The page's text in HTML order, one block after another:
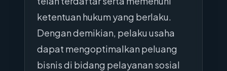
ketentuan hukum yang berlaku.
Dengan demikian, pelaku usaha
dapat mengoptimalkan peluang
bisnis di bidang pelayanan sosial